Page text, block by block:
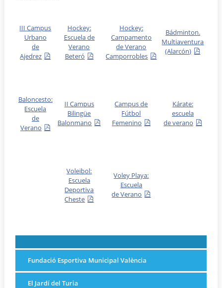
III Campus
Urbano
de
Ajedrez
Hockey:
Escuela de
Verano
Beteró
Hockey:
Campamento
de Verano
Camporrobles
Bádminton.
Multiaventura
(Alarcón)
Baloncesto:
Escuela
de
Verano
II Campus
Bilingüe
Balonmano
Campus de
Fútbol
Femenino
Kárate:
escuela
de verano
Voleibol:
Escuela
Deportiva
Cheste
Voley Playa:
Escuela
de Verano
Fundació Esportiva Municipal València
El Jardí del Turia